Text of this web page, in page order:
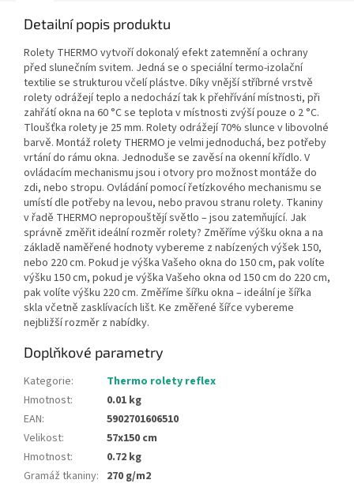
Detailní popis produktu
Rolety THERMO vytvoří dokonalý efekt zatemnění a ochrany
před slunečním svitem. Jedná se o speciální termo-izolační
textilie se strukturou včelí plástve. Díky vnější stříbrné vrstvě
rolety odrážejí teplo a nedochází tak k přehřívání místnosti, při
zahřátí okna na 60 °C se teplota v místnosti zvýší pouze o 2 °C.
Tloušťka rolety je 25 mm. Rolety odrážejí 70% slunce v libovolné
barvě. Montáž rolety THERMO je velmi jednoduchá, bez potřeby
vrtání do rámu okna. Jednoduše se zavěsí na okenní křídlo. V
ovládacím mechanismu jsou i otvory pro možnost montáže do
zdi, nebo stropu. Ovládání pomocí řetízkového mechanismu se
umístí dle potřeby na levou, nebo pravou stranu rolety. Tkaniny
v řadě THERMO nepropouštějí světlo – jsou zatemňující. Jak
správně změřit ideální rozměr rolety? Změříme výšku okna a na
základě naměřené hodnoty vybereme z nabízených výšek 150,
nebo 220 cm. Pokud je výška Vašeho okna do 150 cm, pak volíte
výšku 150 cm, pokud je výška Vašeho okna od 150 cm do 220 cm,
pak volíte výšku 220 cm. Změříme šířku okna – ideální je šířka
skla včetně zasklívacích lišt. Ke změřené šířce vybereme
nejbližší rozměr z nabídky.
Doplňkové parametry
Kategorie:
Thermo rolety reflex
Hmotnost:
0.01 kg
EAN:
5902701606510
Velikost:
57x150 cm
Hmotnost:
0.72 kg
Gramáž tkaniny: 270 g/m2